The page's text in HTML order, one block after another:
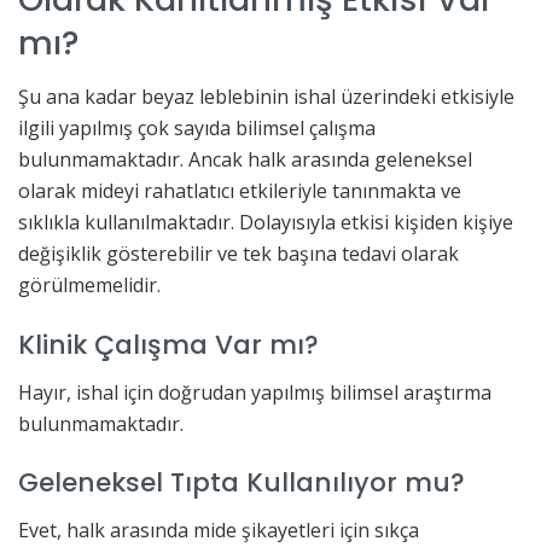
mı?
Şu ana kadar beyaz leblebinin ishal üzerindeki etkisiyle
ilgili yapılmış çok sayıda bilimsel çalışma
bulunmamaktadır. Ancak halk arasında geleneksel
olarak mideyi rahatlatıcı etkileriyle tanınmakta ve
sıklıkla kullanılmaktadır. Dolayısıyla etkisi kişiden kişiye
değişiklik gösterebilir ve tek başına tedavi olarak
görülmemelidir.
Klinik Çalışma Var mı?
Hayır, ishal için doğrudan yapılmış bilimsel araştırma
bulunmamaktadır.
Geleneksel Tıpta Kullanılıyor mu?
Evet, halk arasında mide şikayetleri için sıkça